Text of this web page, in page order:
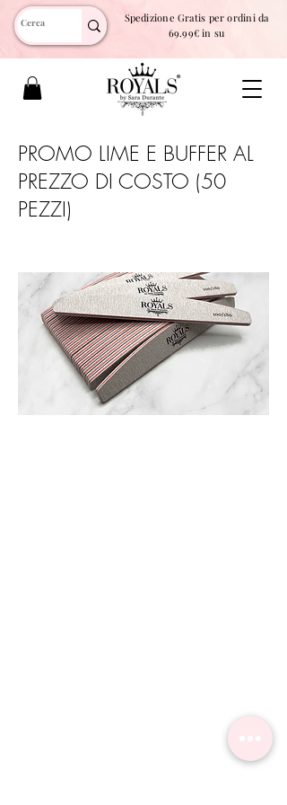
Spedizione Gratis per ordini da
69.99€ in su
PROMO LIME E BUFFER AL
PREZZO DI COSTO (50
PEZZI)